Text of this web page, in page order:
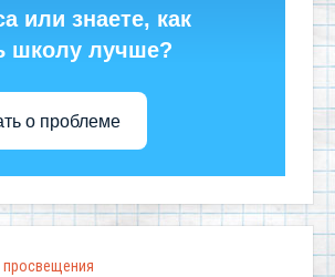
или знаете, как
школу лучше?
о проблеме